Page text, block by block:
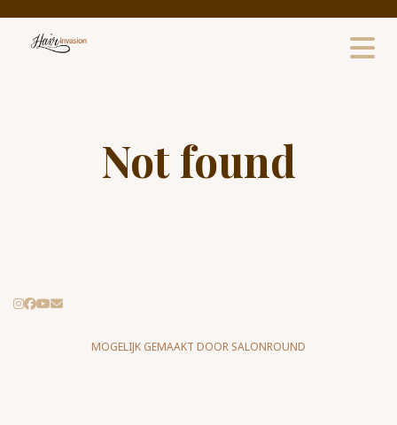
Not found
MOGELIJK GEMAAKT DOOR SALONROUND